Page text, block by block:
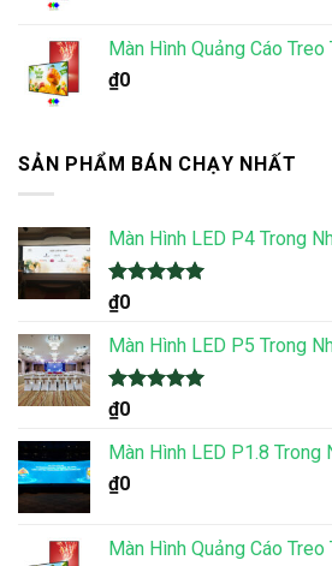
Màn Hình Quảng Cáo
₫0
SẢN PHẨM BÁN CHẠY NHẤT
Màn Hình LED P4 Trong
Được xếp
hạng
5 sao
₫0
Màn Hình LED P5 Trong
Được xếp
hạng
5 sao
₫0
Màn Hình LED P1.8 Trong
₫0
Màn Hình Quảng Cáo